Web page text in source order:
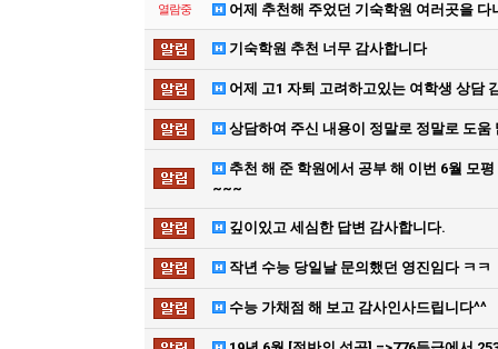
열람중 어제 추천해 주었던 기숙학원 여러곳을 다
기숙학원 추천 너무 감사합니다
어제 고1 자퇴 고려하고있는 여학생 상담
상담하여 주신 내용이 정말로 정말로 도움
추천 해 준 학원에서 공부 해 이번 6월 모
~~~
깊이있고 세심한 답변 감사합니다.
작년 수능 당일날 문의했던 영진임다 ㅋㅋ
수능 가채점 해 보고 감사인사드립니다^^